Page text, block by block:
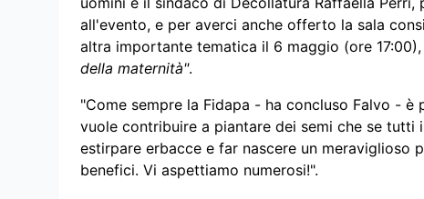
all'evento, e per averci anche offerto la sala
altra importante tematica il 6 maggio (ore 17:00),
della maternità".
"Come sempre la Fidapa - ha concluso Falvo -
vuole contribuire a piantare dei semi che se
estirpare erbacce e far nascere un
benefici. Vi aspettiamo numerosi!".